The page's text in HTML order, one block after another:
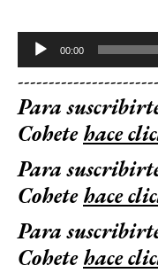
Reproductor
de
audio
00:00
Para
Cohetehace
Para
Cohetehace
Para
Cohetehace